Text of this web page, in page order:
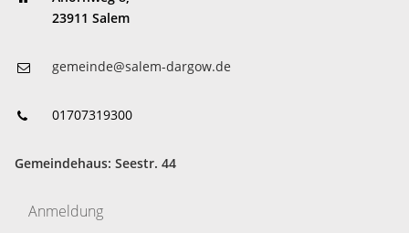
23911 Salem
gemeinde@salem-dargow.de
01707319300
Gemeindehaus: Seestr. 44
Anmeldung